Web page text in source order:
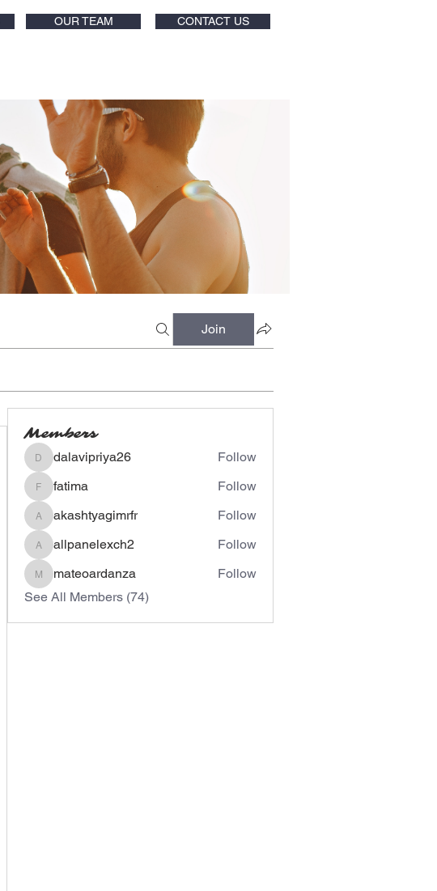
OUR TEAM CONTACT US
Join
Members
dalavipriya26
dalavipriya26 Follow
fatima
fatima Follow
akashtyagimrfr
akashtyagimrfr Follow
allpanelexch2
allpanelexch2 Follow
mateoardanza
mateoardanza
Follow
See All Members (74)